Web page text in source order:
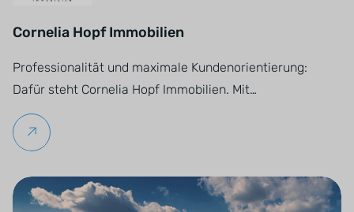
Cornelia Hopf Immobilien
Professionalität und maximale Kundenorientierung:
Dafür steht Cornelia Hopf Immobilien. Mit…
Weiterlesen